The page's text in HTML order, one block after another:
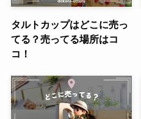
タルトカップはどこに売っ
てる？売ってる場所はコ
コ！